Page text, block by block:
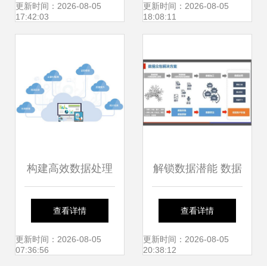
更新时间：2026-08-05
17:42:03
析
更新时间：2026-08-05
18:08:11
构建高效数据处理
服务 业务解决方案
的核心引擎
查看详情
更新时间：2026-08-05
07:36:56
解锁数据潜能 数据
处理服务如何激活
大数据的核心价值
查看详情
更新时间：2026-08-05
20:38:12